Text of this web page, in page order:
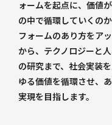
ォームを起点に、価値
の中で循環していくの
フォームのあり方をア
から、テクノロジーと
の研究まで、社会実装
ゆる価値を循環させ、
実現を目指します。